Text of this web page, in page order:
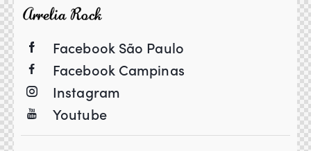
Facebook São Paulo
Facebook Campinas
Instagram
Youtube